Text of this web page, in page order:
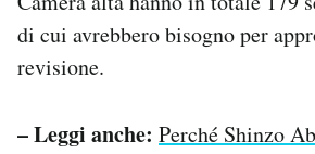
di cui avrebbero bisogno per
revisione.
– Leggi anche: Perché Shinzo